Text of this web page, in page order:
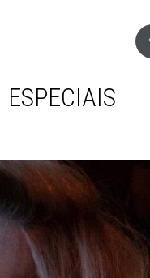
ESPECIAIS